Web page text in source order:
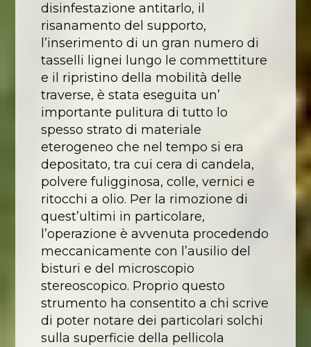
disinfestazione antitarlo, il
risanamento del supporto,
l’inserimento di un gran numero di
tasselli lignei lungo le commettiture
e il ripristino della mobilità delle
traverse, è stata eseguita un’
importante pulitura di tutto lo
spesso strato di materiale
eterogeneo che nel tempo si era
depositato, tra cui cera di candela,
polvere fuligginosa, colle, vernici e
ritocchi a olio. Per la rimozione di
quest’ultimi in particolare,
l’operazione è avvenuta procedendo
meccanicamente con l’ausilio del
bisturi e del microscopio
stereoscopico. Proprio questo
strumento ha consentito a chi scrive
di poter notare dei particolari solchi
sulla superficie della pellicola